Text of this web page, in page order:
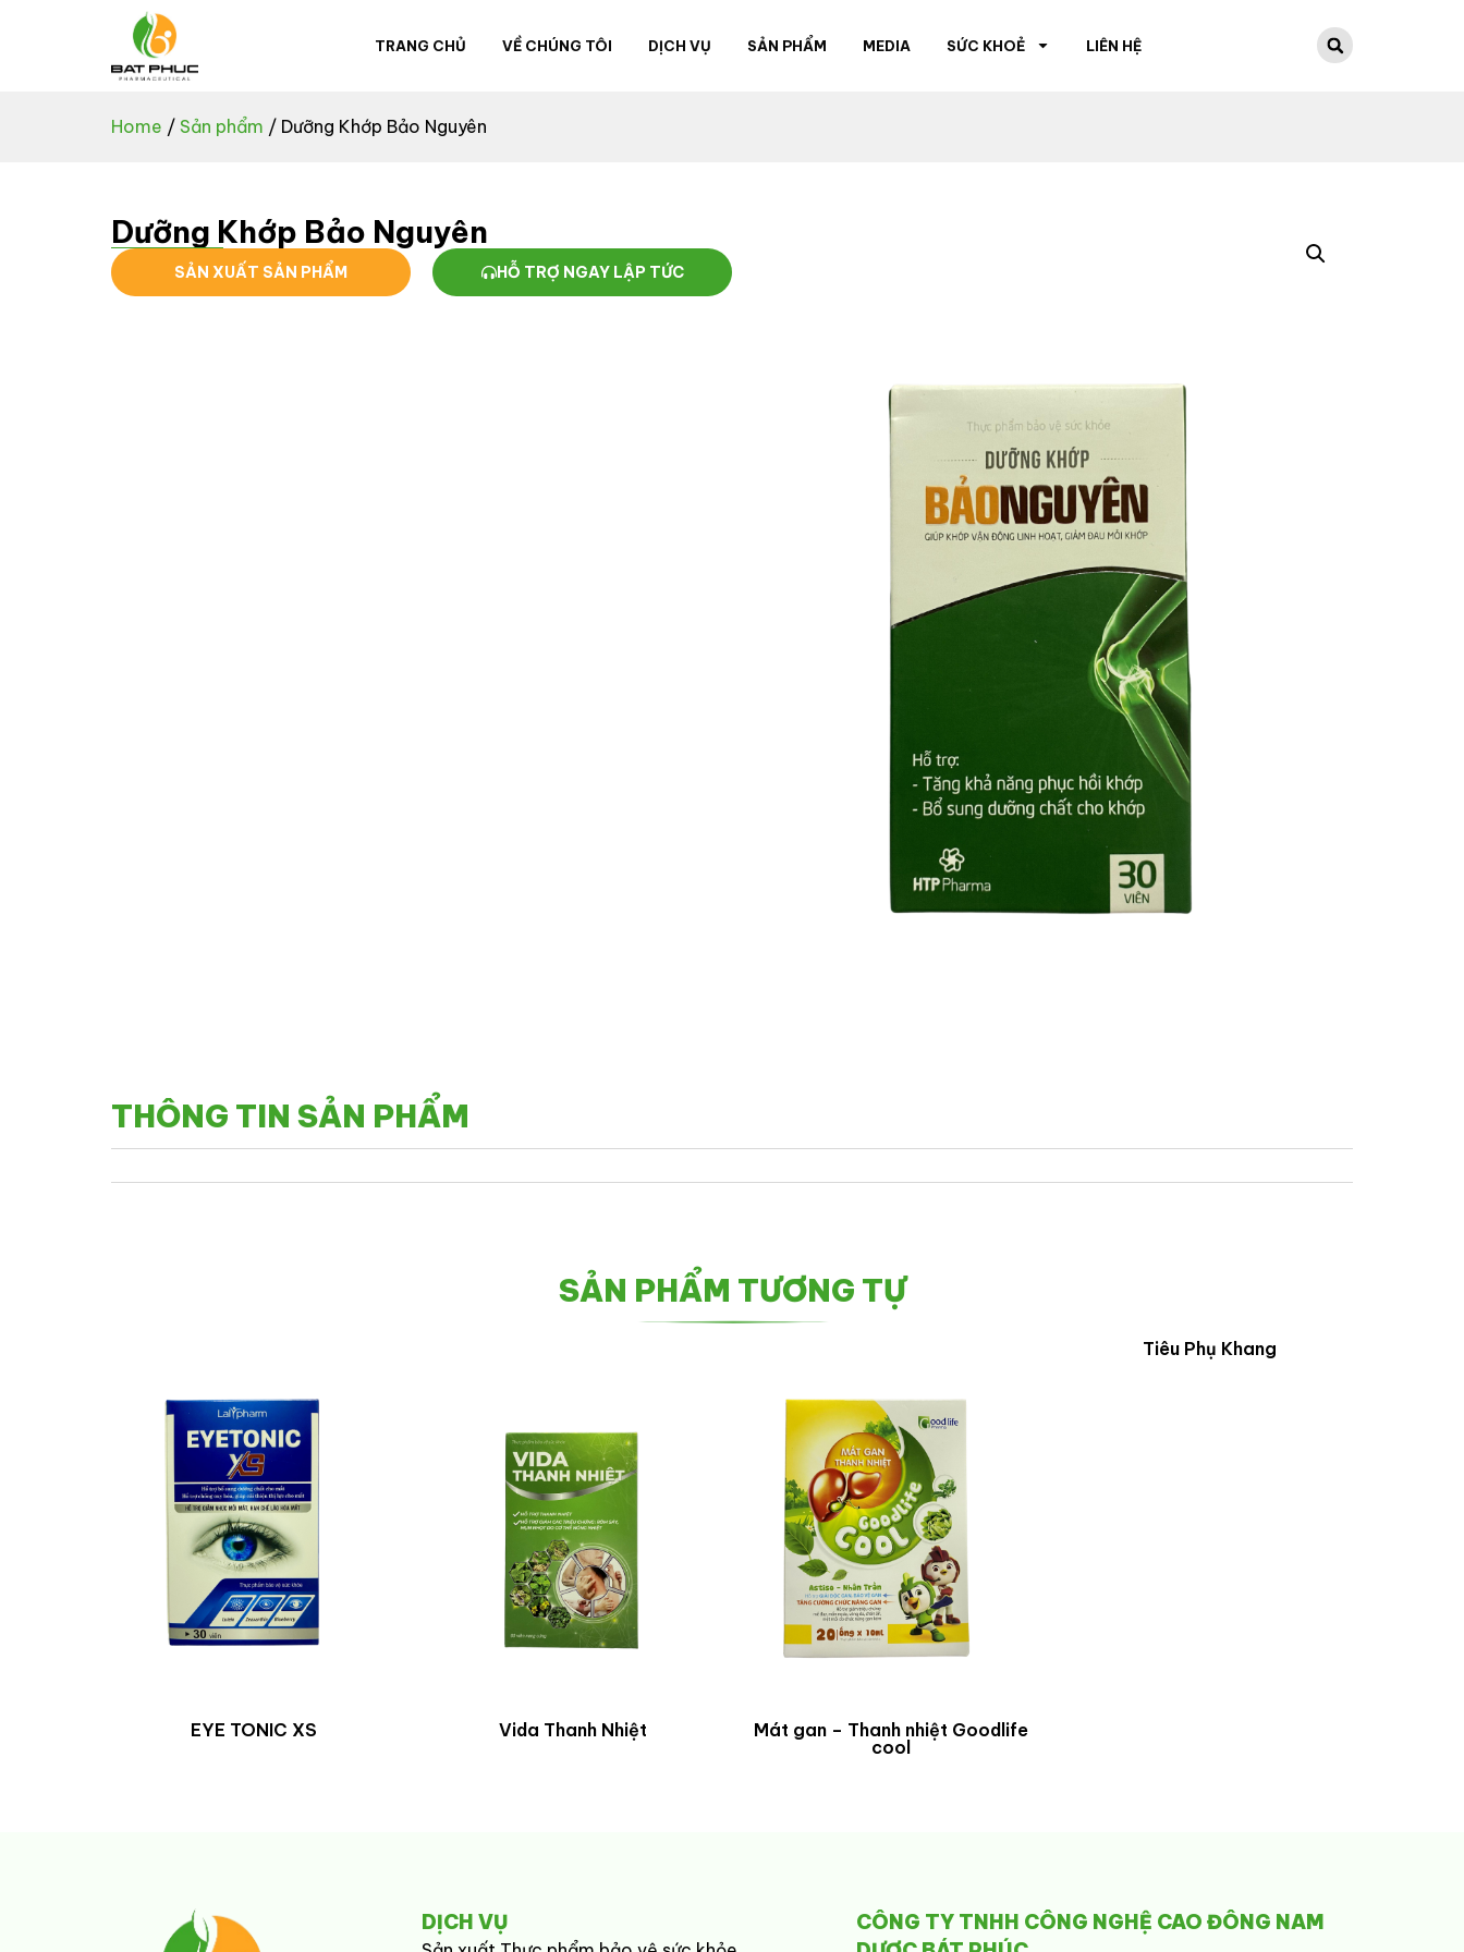
TRANG CHỦ VỀ CHÚNG TÔI DỊCH VỤ SẢN PHẨM MEDIA SỨC KHOẺ LIÊN HỆ
Home / Sản phẩm / Dưỡng Khớp Bảo Nguyên
Dưỡng Khớp Bảo Nguyên
SẢN XUẤT SẢN PHẨM HỖ TRỢ NGAY LẬP TỨC
THÔNG TIN SẢN PHẨM
SẢN PHẨM TƯƠNG TỰ
EYE TONIC XS Vida Thanh Nhiệt
Mát gan – Thanh nhiệt Goodlife
cool
Tiêu Phụ Khang
DỊCH VỤ
CÔNG TY TNHH CÔNG NGHỆ CAO ĐÔNG NAM